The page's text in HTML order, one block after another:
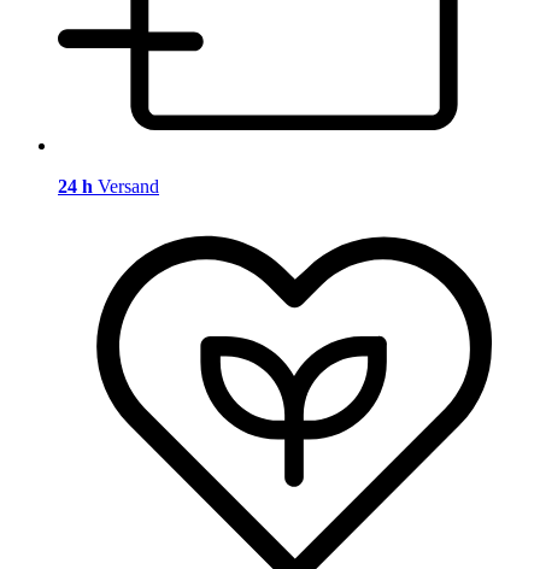
24 h Versand